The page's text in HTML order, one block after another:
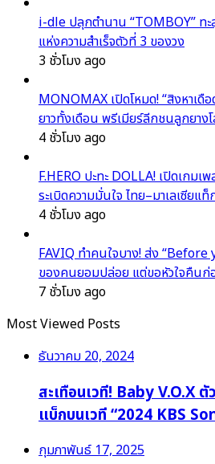
i-dle ปลุกตำนาน “TOMBOY” ท
แห่งความสำเร็จตัวที่ 3 ของวง
3 ชั่วโมง ago
MONOMAX เปิดโหมด! “สิงหาเดื
ยาวทั้งเดือน พรีเมียร์ลีกชนลูกยาง
4 ชั่วโมง ago
F.HERO ปะทะ DOLLA! เปิดเกมเ
ระเบิดความมั่นใจ ไทย–มาเลเซียแ
4 ชั่วโมง ago
FAVIQ ทำคนใจบาง! ส่ง “Before
ของคนยอมปล่อย แต่ขอหัวใจคืนก่
7 ชั่วโมง ago
Most Viewed Posts
ธันวาคม 20, 2024
สะเทือนเวที! Baby V.O.X
แบ็กบนเวที “2024 KBS
กุมภาพันธ์ 17, 2025